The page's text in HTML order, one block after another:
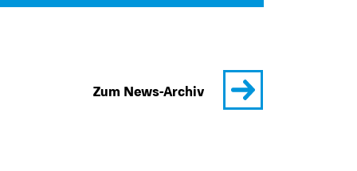
Zum News-Archiv